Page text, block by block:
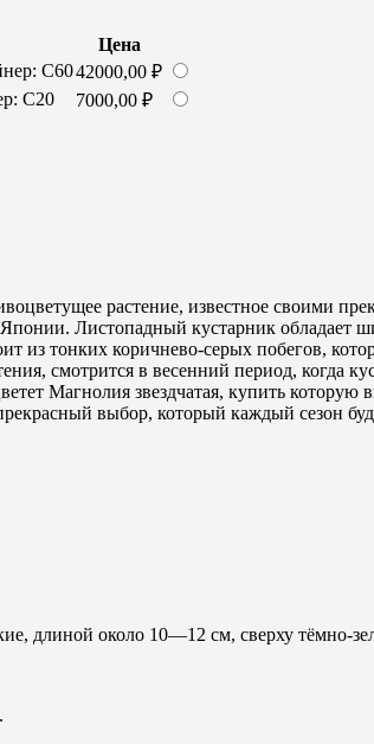
Цена
С6042000,00 ₽
С20
7000,00 ₽
растение, известное своими
Японии. Листопадный кустарник обладает
из тонких коричнево-серых побегов,
смотрится в весенний период,
Магнолия звездчатая, купить
выбор, который каждый сезон
длиной около 10—12 см, сверху тёмно-